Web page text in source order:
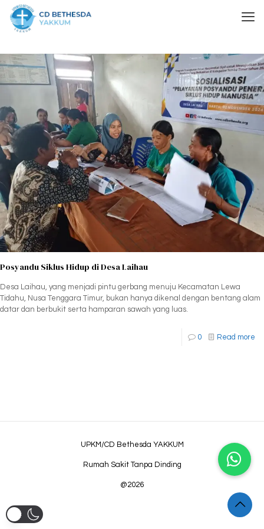
Posyandu Siklus Hidup di Desa Laihau
Desa Laihau, yang menjadi pintu gerbang menuju Kecamatan Lewa
Tidahu, Nusa Tenggara Timur, bukan hanya dikenal dengan bentang alam
datar dan berbukit serta hamparan sawah yang luas.
0 Read more
UPKM/CD Bethesda YAKKUM
Rumah Sakit Tanpa Dinding
@2026